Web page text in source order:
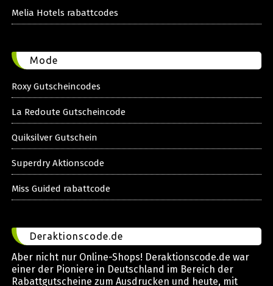
Melia Hotels rabattcodes
Mode
Roxy Gutscheincodes
La Redoute Gutscheincode
Quiksilver Gutschein
Superdry Aktionscode
Miss Guided rabattcode
Deraktionscode.de
Aber nicht nur Online-Shops! Deraktionscode.de war
einer der Pioniere in Deutschland im Bereich der
Rabattgutscheine zum Ausdrucken und heute, mit